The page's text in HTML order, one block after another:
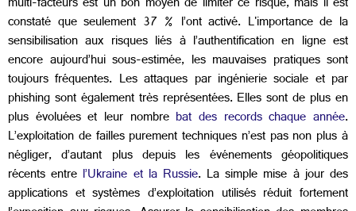
constaté que seulement 37 % l’ont activé. L'importance de la
sensibilisation aux risques liés à l’authentification en ligne est
encore aujourd’hui sous-estimée, les mauvaises pratiques sont
toujours fréquentes. Les attaques par ingénierie sociale et par
phishing sont également très représentées. Elles sont de plus en
plus évoluées et leur nombre bat des records chaque année.
L’exploitation de failles purement techniques n’est pas non plus à
négliger, d’autant plus depuis les événements géopolitiques
récents entre l’Ukraine et la Russie. La simple mise à jour des
applications et systèmes d’exploitation utilisés réduit fortement